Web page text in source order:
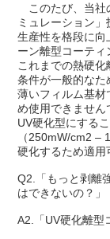
このたび、当社
ミュレーション」
生産性を格段に向
ーン離型コーティ
これまでの熱硬
条件が一般的なた
薄いフィルム基材
め使用できません
UV硬化型にする
（250mW/cm2 –
硬化するため適用
Q2.「もっと剥離
はできないの？」
A2.「UV硬化離型